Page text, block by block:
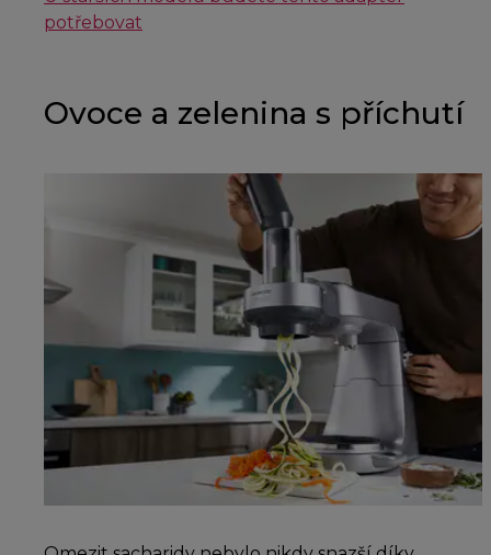
potřebovat
Ovoce a zelenina s příchutí